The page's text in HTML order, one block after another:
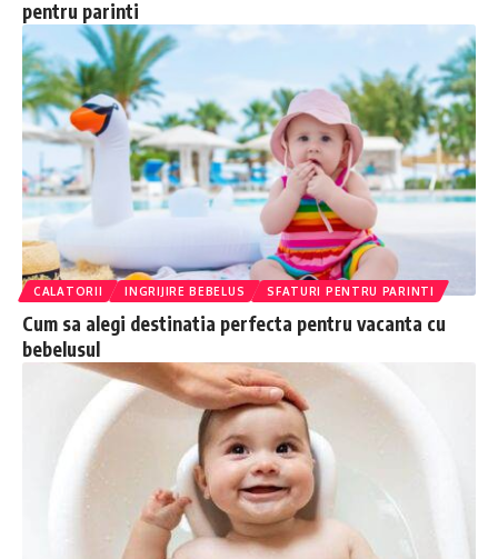
pentru parinti
CALATORII INGRIJIRE BEBELUS SFATURI PENTRU PARINTI
Cum sa alegi destinatia perfecta pentru vacanta cu
bebelusul